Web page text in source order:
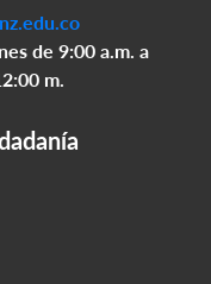
de 9:00 a.m. a
m.